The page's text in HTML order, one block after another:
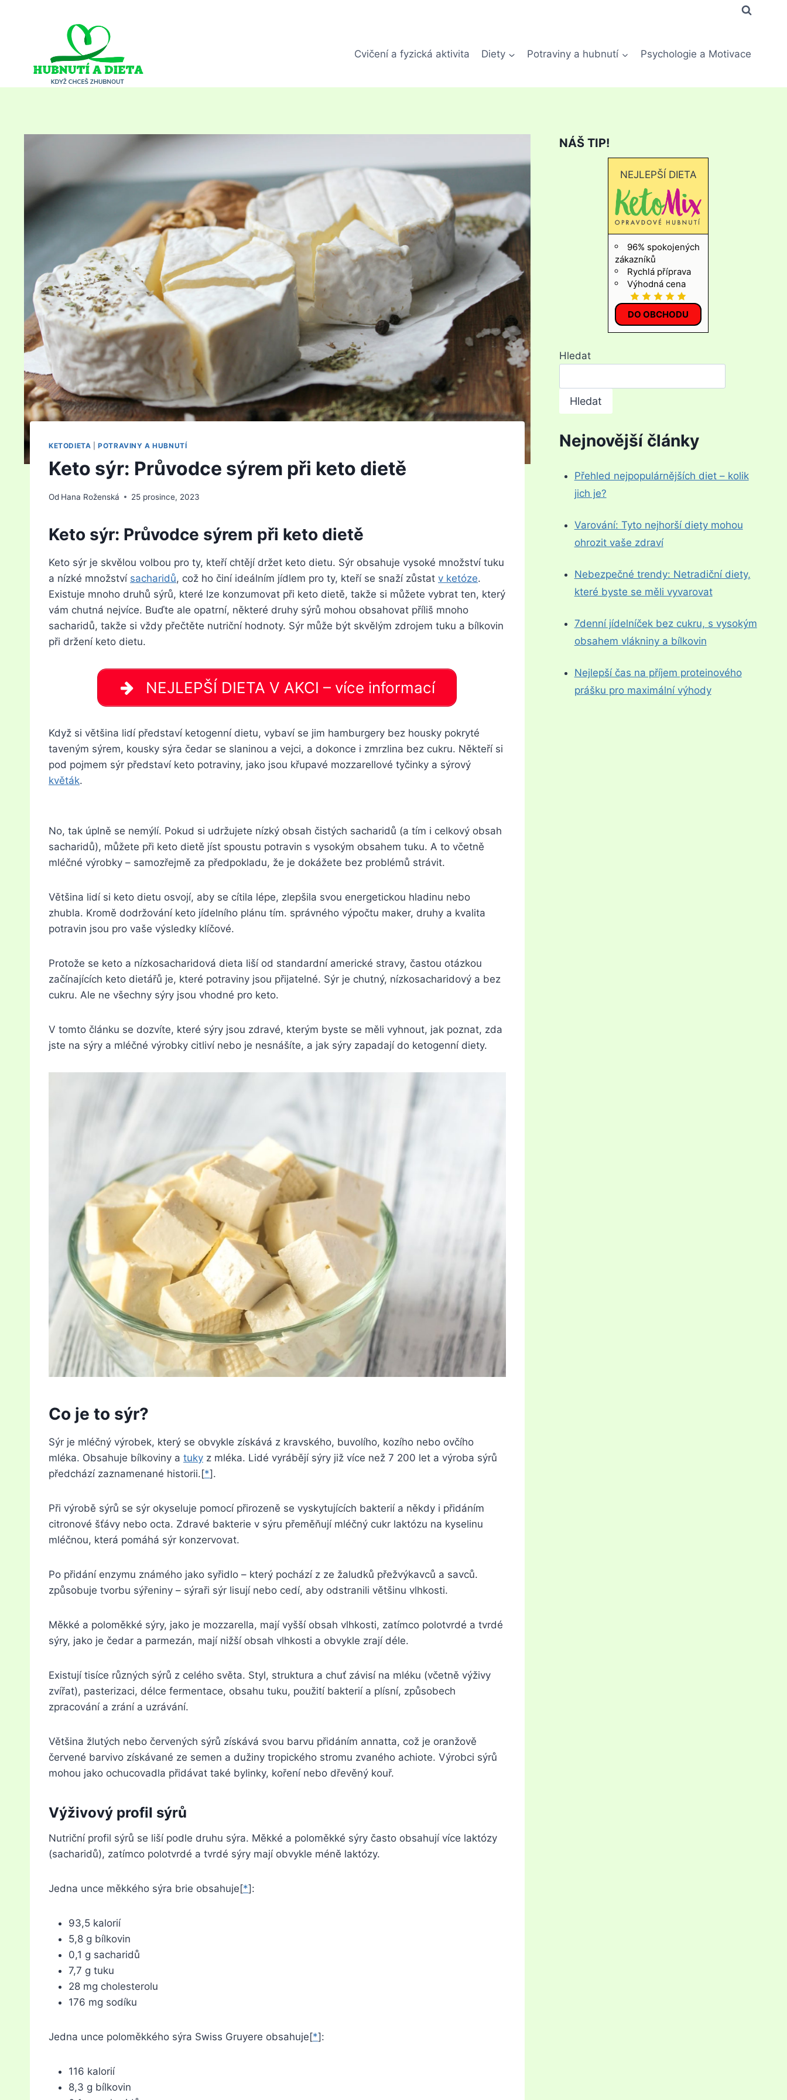
Cvičení a fyzická aktivita
Diety Potraviny a hubnutí Psychologie a Motivace
KETODIETA |POTRAVINY A HUBNUTÍ
Keto sýr: Průvodce sýrem při keto dietě
Od Hana Roženská 25 prosince, 2023
Keto sýr: Průvodce sýrem při keto dietě
Keto sýr je skvělou volbou pro ty, kteří chtějí držet keto dietu. Sýr obsahuje vysoké množství tuku
a nízké množství sacharidů, což ho činí ideálním jídlem pro ty, kteří se snaží zůstat v ketóze.
Existuje mnoho druhů sýrů, které lze konzumovat při keto dietě, takže si můžete vybrat ten, který
vám chutná nejvíce. Buďte ale opatrní, některé druhy sýrů mohou obsahovat příliš mnoho
sacharidů, takže si vždy přečtěte nutriční hodnoty. Sýr může být skvělým zdrojem tuku a bílkovin
při držení keto dietu.
NEJLEPŠÍ DIETA V AKCI – více informací
Když si většina lidí představí ketogenní dietu, vybaví se jim hamburgery bez housky pokryté
taveným sýrem, kousky sýra čedar se slaninou a vejci, a dokonce i zmrzlina bez cukru. Někteří si
pod pojmem sýr představí keto potraviny, jako jsou křupavé mozzarellové tyčinky a sýrový
květák.
No, tak úplně se nemýlí. Pokud si udržujete nízký obsah čistých sacharidů (a tím i celkový obsah
sacharidů), můžete při keto dietě jíst spoustu potravin s vysokým obsahem tuku. A to včetně
mléčné výrobky – samozřejmě za předpokladu, že je dokážete bez problémů strávit.
Většina lidí si keto dietu osvojí, aby se cítila lépe, zlepšila svou energetickou hladinu nebo
zhubla. Kromě dodržování keto jídelního plánu tím. správného výpočtu maker, druhy a kvalita
potravin jsou pro vaše výsledky klíčové.
Protože se keto a nízkosacharidová dieta liší od standardní americké stravy, častou otázkou
začínajících keto dietářů je, které potraviny jsou přijatelné. Sýr je chutný, nízkosacharidový a bez
cukru. Ale ne všechny sýry jsou vhodné pro keto.
V tomto článku se dozvíte, které sýry jsou zdravé, kterým byste se měli vyhnout, jak poznat, zda
jste na sýry a mléčné výrobky citliví nebo je nesnášíte, a jak sýry zapadají do ketogenní diety.
Co je to sýr?
Sýr je mléčný výrobek, který se obvykle získává z kravského, buvolího, kozího nebo ovčího
mléka. Obsahuje bílkoviny a tuky z mléka. Lidé vyrábějí sýry již více než 7 200 let a výroba sýrů
předchází zaznamenané historii.[*].
Při výrobě sýrů se sýr okyseluje pomocí přirozeně se vyskytujících bakterií a někdy i přidáním
citronové šťávy nebo octa. Zdravé bakterie v sýru přeměňují mléčný cukr laktózu na kyselinu
mléčnou, která pomáhá sýr konzervovat.
Po přidání enzymu známého jako syřidlo – který pochází z ze žaludků přežvýkavců a savců.
způsobuje tvorbu sýřeniny – sýraři sýr lisují nebo cedí, aby odstranili většinu vlhkosti.
Měkké a poloměkké sýry, jako je mozzarella, mají vyšší obsah vlhkosti, zatímco polotvrdé a tvrdé
sýry, jako je čedar a parmezán, mají nižší obsah vlhkosti a obvykle zrají déle.
Existují tisíce různých sýrů z celého světa. Styl, struktura a chuť závisí na mléku (včetně výživy
zvířat), pasterizaci, délce fermentace, obsahu tuku, použití bakterií a plísní, způsobech
zpracování a zrání a uzrávání.
Většina žlutých nebo červených sýrů získává svou barvu přidáním annatta, což je oranžově
červené barvivo získávané ze semen a dužiny tropického stromu zvaného achiote. Výrobci sýrů
mohou jako ochucovadla přidávat také bylinky, koření nebo dřevěný kouř.
Výživový profil sýrů
Nutriční profil sýrů se liší podle druhu sýra. Měkké a poloměkké sýry často obsahují více laktózy
(sacharidů), zatímco polotvrdé a tvrdé sýry mají obvykle méně laktózy.
Jedna unce měkkého sýra brie obsahuje[*]:
93,5 kalorií
5,8 g bílkovin
0,1 g sacharidů
7,7 g tuku
28 mg cholesterolu
176 mg sodíku
Jedna unce poloměkkého sýra Swiss Gruyere obsahuje[*]:
116 kalorií
8,3 g bílkovin
NÁŠ TIP!
NEJLEPŠÍ DIETA
96% spokojených
zákazníků
Rychlá příprava
Výhodná cena
DO OBCHODU
Hledat
Hledat
Nejnovější články
Přehled nejpopulárnějších diet – kolik
jich je?
Varování: Tyto nejhorší diety mohou
ohrozit vaše zdraví
Nebezpečné trendy: Netradiční diety,
které byste se měli vyvarovat
7denní jídelníček bez cukru, s vysokým
obsahem vlákniny a bílkovin
Nejlepší čas na příjem proteinového
prášku pro maximální výhody